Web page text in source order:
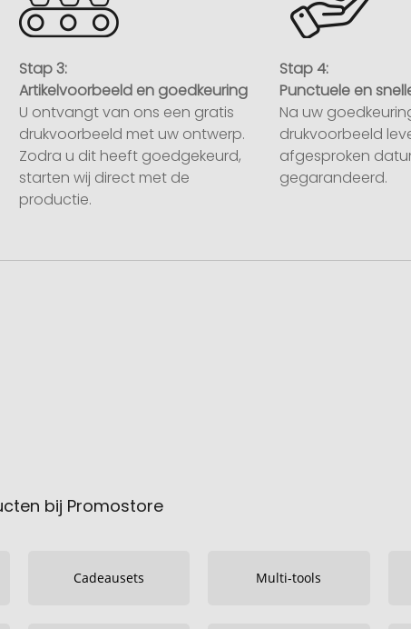
Stap 3:
Artikelvoorbeeld en goedkeuring
U ontvangt van ons een gratis
drukvoorbeeld met uw ontwerp.
Zodra u dit heeft goedgekeurd,
starten wij direct met de
productie.
Stap 4:
Punctuele en
Na uw
drukvoorbeeld
afgesproken
gegarandeerd.
bij Promostore
Cadeausets Multi-tools